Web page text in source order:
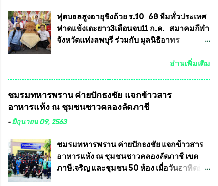
ประกาศจำนวนการจัดสร้างให้ชัดเจน ว่าสร้าง
จำนวนเท่าไหร่ (เพื่อป้องกันการปั๊มเสริมใน
ภายหลัง) 3.)มีวัตถุประสงค์ที...
การเลือกตั้งต้องแสวงหาข้อเท็จจริงและดำเนิน
การจัดให้มีการเลือกตั้งใหม่ เพราะมีการร้อง
เรียนการกระทำความผิดกฎหมายการเลือกตั้ง
เลขาธิการคณะกรรมการการเลือกตั้ง เพื่อให้
การเลือกตั้งจะดำเนินการจัดให้มีการเลือกตั้ง
ใหม่อีกครั้ง ประธานมูลนิธิธรรมาภิบาลและ
ต่อต้านทุจริต กล่าวต่ออีกว่า “นครเชียงใหม่
ต้องส่งเสริมให้ผู้นำในระดับต่างๆมีหลักธร
รมาภิบาลในการบริหารราชการแผ่นดิน คณะ
กรรมการการเลือกตั้งถือเป็นองค์กรอิสระตาม
ฟุตบอลสูงอายุชิงถ้วย ร.10 68 ทีมทั่วประเทศ
ฟาดแข้งเตะยาว3เดือนจบ11 ก.ค. สมาคมกีฬา
จังหวัดแห่งลพบุรี ร่วมกับ มูลนิธิอาทร
แข่งขันฟุตบอลสูงอายุชิงแชมป์ประเทศไทย ชิง
อดีตนักเตะทีมชาติอนุญาตให้ลงแข่งขันได้ ทีม
แชมป์ได้รับ 150,000 บาท พร้อมได้สิทธิ์ไป
ทัวร์ต่างประเทศอีกด้วย ที่ห้องประชุม โรงทาน
ลพบุรี ท่านเจ้าคุณ พระราชวิสุทธิ ประชานาถ
(หลวงพ่อ อลงกต ) ในฐานะประธานมูลนิธิ
ประชานาถ และ ประธานอำนวยการจัดการ
อ่านเพิ่มเติม
ชมรมทหารพราน ค่ายปักธงชัย แจกข้าวสาร
อาหารแห้ง ณ​ ชุมชนชาวคลองลัดภาชี
-มิถุนายน 09, 2563
ชมรมทหารพราน ค่ายปักธงชัย แจกข้าวสาร
อาหารแห้ง ณ​ ชุมชนชาวคลองลัดภาชี เขต
ภาษีเจริญ และชุมชน 50 ห้อง เมื่อวันอาทิตย์ที่